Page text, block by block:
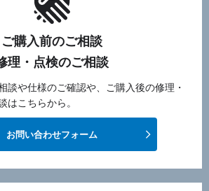
ご購入前のご相談
理・点検のご相談
談や仕様のご確認や、ご購入後の修理・
はこちらから。
お問い合わせフォーム